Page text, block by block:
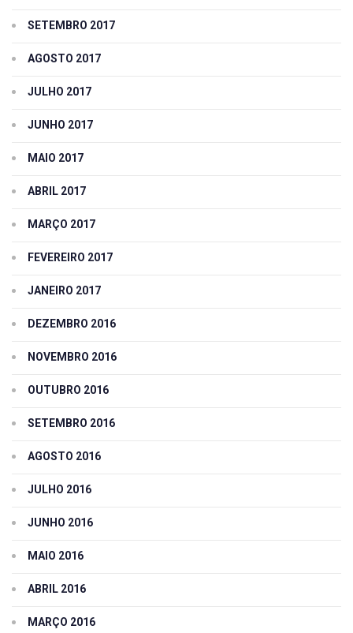
SETEMBRO 2017
AGOSTO 2017
JULHO 2017
JUNHO 2017
MAIO 2017
ABRIL 2017
MARÇO 2017
FEVEREIRO 2017
JANEIRO 2017
DEZEMBRO 2016
NOVEMBRO 2016
OUTUBRO 2016
SETEMBRO 2016
AGOSTO 2016
JULHO 2016
JUNHO 2016
MAIO 2016
ABRIL 2016
MARÇO 2016